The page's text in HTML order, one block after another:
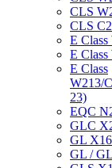
CLS
CLS
E Class
E Class
E Class
W213/
23)
EQC
GLC
GL
GL /